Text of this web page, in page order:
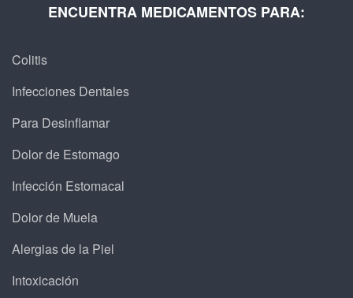
ENCUENTRA MEDICAMENTOS PARA:
Colitis
Infecciones Dentales
Para Desinflamar
Dolor de Estomago
Infección Estomacal
Dolor de Muela
Alergias de la Piel
Intoxicación